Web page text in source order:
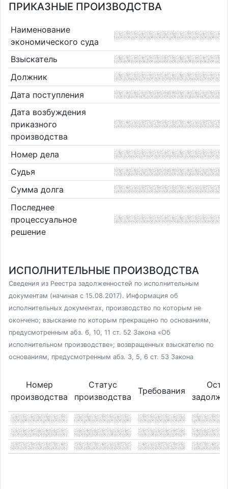
ПРИКАЗНЫЕ ПРОИЗВОДСТВА
Наименование
экономического суда
Взыскатель
Должник
Дата поступления
Дата возбуждения
приказного
производства
Номер дела
Судья
Сумма долга
Последнее
процессуальное
решение
ИСПОЛНИТЕЛЬНЫЕ ПРОИЗВОДСТВА
Сведения из Реестра задолженностей по исполнительным
документам (начиная с 15.08.2017). Информация об
исполнительных документах, производство по которым не
окончено; взыскание по которым прекращено по основаниям,
предусмотренным абз. 6, 10, 11 ст. 52 Закона «Об
исполнительном производстве»; возвращенных взыскателю по
основаниям, предусмотренным абз. 3, 5, 6 ст. 53 Закона
Номер
производства
Статус
производства
Требования